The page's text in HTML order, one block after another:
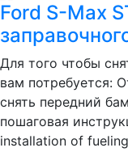
Ford S-Max
Для того чтобы
вам потребуется:
снять передний
пошаговая
installation of